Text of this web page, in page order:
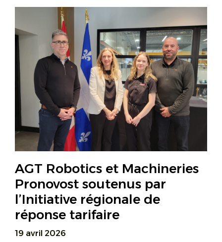
AGT Robotics et Machineries
Pronovost soutenus par
l’Initiative régionale de
réponse tarifaire
19 avril 2026